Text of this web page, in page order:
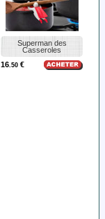
Superman des
Casseroles
16 .50 €